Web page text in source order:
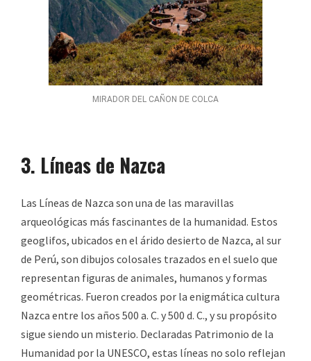
MIRADOR DEL CAÑON DE COLCA
3. Líneas de Nazca
Las Líneas de Nazca son una de las maravillas
arqueológicas más fascinantes de la humanidad. Estos
geoglifos, ubicados en el árido desierto de Nazca, al sur
de Perú, son dibujos colosales trazados en el suelo que
representan figuras de animales, humanos y formas
geométricas. Fueron creados por la enigmática cultura
Nazca entre los años 500 a. C. y 500 d. C., y su propósito
sigue siendo un misterio. Declaradas Patrimonio de la
Humanidad por la UNESCO, estas líneas no solo reflejan